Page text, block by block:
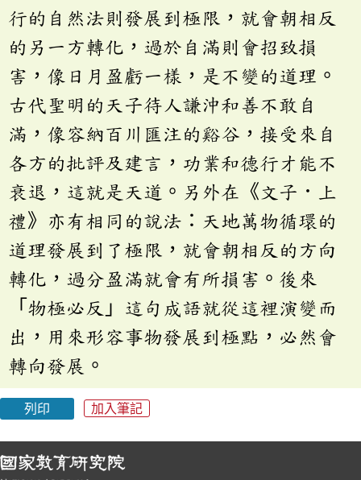
行的自然法則發展到極限，就會朝相反
的另一方轉化，過於自滿則會招致損
害，像日月盈虧一樣，是不變的道理。
古代聖明的天子待人謙沖和善不敢自
滿，像容納百川匯注的谿谷，接受來自
各方的批評及建言，功業和德行才能不
衰退，這就是天道。另外在《文子．上
禮》亦有相同的說法：天地萬物循環的
道理發展到了極限，就會朝相反的方向
轉化，過分盈滿就會有所損害。後來
「物極必反」這句成語就從這裡演變而
出，用來形容事物發展到極點，必然會
轉向發展。
列印 加入筆記